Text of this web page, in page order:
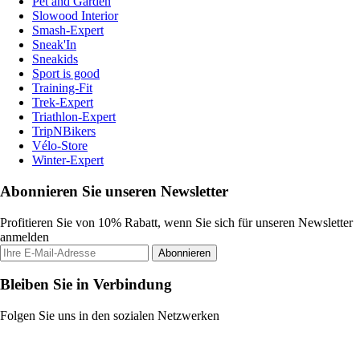
Slowood Interior
Smash-Expert
Sneak'In
Sneakids
Sport is good
Training-Fit
Trek-Expert
Triathlon-Expert
TripNBikers
Vélo-Store
Winter-Expert
Abonnieren Sie unseren Newsletter
Profitieren Sie von 10% Rabatt, wenn Sie sich für unseren Newsletter
anmelden
Abonnieren
Bleiben Sie in Verbindung
Folgen Sie uns in den sozialen Netzwerken